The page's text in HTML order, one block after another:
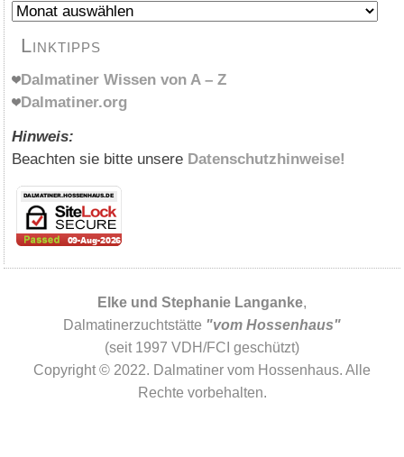
Archiv
Linktipps
Dalmatiner Wissen von A – Z
Dalmatiner.org
Hinweis:
Beachten sie bitte unsere Datenschutzhinweise!
Elke und Stephanie Langanke,
Dalmatinerzuchtstätte "vom Hossenhaus"
(seit 1997 VDH/FCI geschützt)
Copyright © 2022. Dalmatiner vom Hossenhaus. Alle
Rechte vorbehalten.